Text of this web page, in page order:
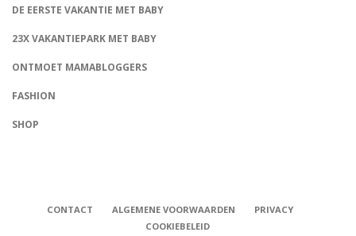
DE EERSTE VAKANTIE MET BABY
23X VAKANTIEPARK MET BABY
ONTMOET MAMABLOGGERS
FASHION
SHOP
CONTACT ALGEMENE VOORWAARDEN
PRIVACY
COOKIEBELEID